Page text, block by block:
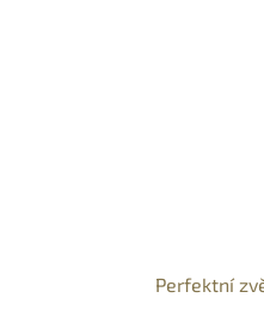
Perfektní